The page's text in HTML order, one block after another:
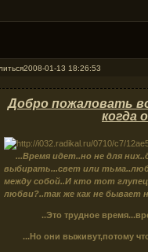
2008-01-13 18:26:53
Добро пожаловать
когда
...Время идет..но не для
выбирать...свет или
между собой..И кто тот
любви?..так же как не бывает
..Это трудное
...Но они выживут,потому что